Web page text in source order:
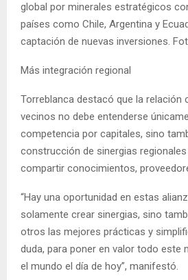
global por minerales estratégicos
países como Chile, Argentina y
captación de nuevas inversiones.
Más integración regional
Torreblanca destacó que la relación
vecinos no debe entenderse
competencia por capitales, sino
construcción de sinergias
compartir conocimientos,
“Hay una oportunidad en estas
solamente crear sinergias, sino
otros las mejores prácticas y
duda, para poner en valor todo este
el mundo el día de hoy”, manifestó.